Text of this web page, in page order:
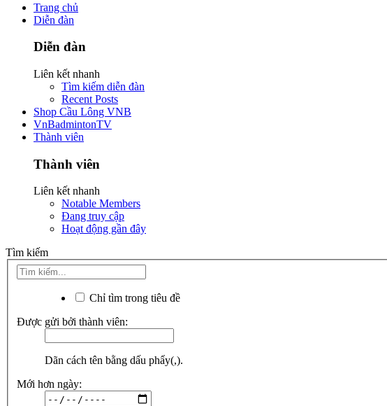
Trang chủ
Diễn đàn
Diễn đàn
Liên kết nhanh
Tìm kiếm diễn đàn
Recent Posts
Shop Cầu Lông VNB
VnBadmintonTV
Thành viên
Thành viên
Liên kết nhanh
Notable Members
Đang truy cập
Hoạt động gần đây
Tìm kiếm
Chỉ tìm trong tiêu đề
Được gửi bởi thành viên:
Dãn cách tên bằng dấu phẩy(,).
Mới hơn ngày: